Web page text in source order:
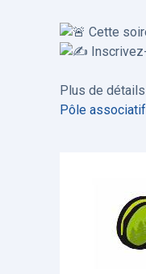
Cette
Plus de
Pôle